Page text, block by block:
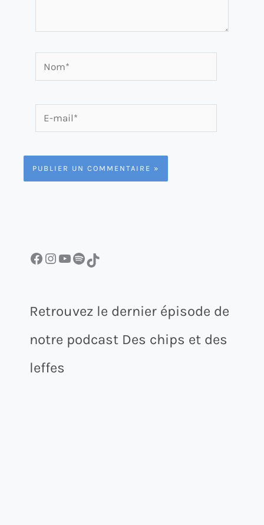
Nom*
mail*
Facebook InstagramYouTube Spotify TikTok
Retrouvez le dernier épisode de
notre podcast Des chips et des
leffes